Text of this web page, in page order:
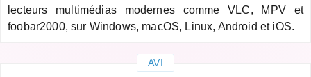
lecteurs multimédias modernes comme VLC, MPV et
foobar2000, sur Windows, macOS, Linux, Android et iOS.
AVI